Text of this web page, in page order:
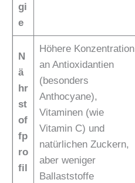
gi
e
N
ä
hr
st
of
fp
ro
fil
Höhere Konzentration
an Antioxidantien
(besonders
Anthocyane),
Vitaminen (wie
Vitamin C) und
natürlichen Zuckern,
aber weniger
Ballaststoffe